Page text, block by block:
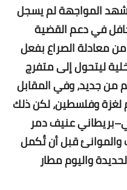
المواجهة لم يسجل
في دعم القضية
معادلة الصراع بفعل
ليتحول إلى متفرج
من جديد، وفي المقابل
وفلسطين، لكن ذلك
عنيف دمر
والموانئ قبل أن تُكمل
واليوم مطار